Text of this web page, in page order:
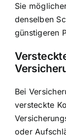
Sie
denselben
günstigeren
Bei
versteckte
oder